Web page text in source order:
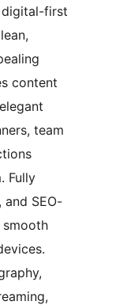
digital-first
content
team
Fully
and SEO-